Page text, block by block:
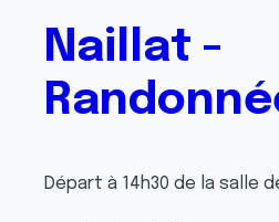
Naillat -
Départ à 14h30 de la salle